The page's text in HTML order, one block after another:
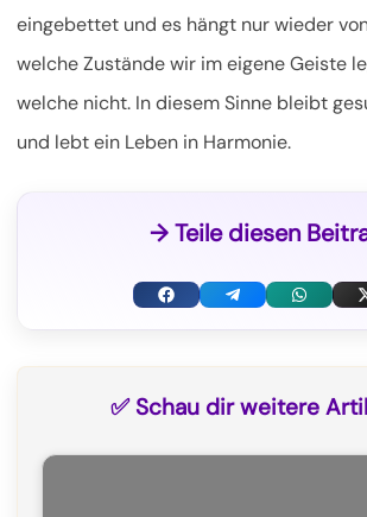
eingebettet und es hängt nur wieder
welche Zustände wir im eigene Geiste
welche nicht. In diesem Sinne bleibt
und lebt ein Leben in Harmonie.
→ Teile diesen
F
T
W
✅ Schau dir weitere